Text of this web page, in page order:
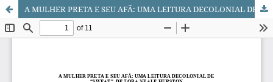
A MULHER PRETA E SEU AFÃ: UMA LEITURA DECOLONIAL DE “SWEAT”, DE ZORA NEALE HURSTON